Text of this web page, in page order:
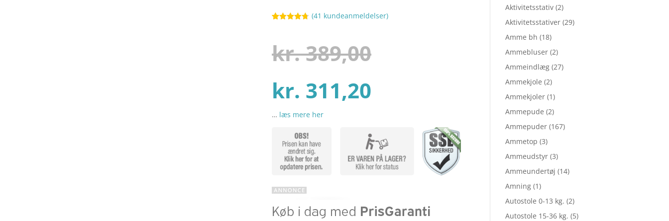
baseret på
kundebedø
mmelser
(41 kundeanmeldelser)
kr.389,00
var:
kr. 389,00.
kr. 311,20
aktuelle
pris
er:
… læs mere her
Aktivitetsstativ (2)
Aktivitetsstativer (29)
Amme bh (18)
Ammebluser (2)
Ammeindlæg (27)
Ammekjole (2)
Ammekjoler (1)
Ammepude (2)
Ammepuder (167)
Ammetop (3)
Ammeudstyr (3)
Ammeundertøj (14)
Amning (1)
Autostole 0-13 kg. (2)
Autostole 15-36 kg. (5)